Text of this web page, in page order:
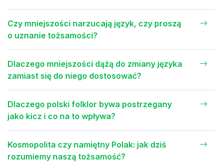
Czy mniejszości narzucają język, czy proszą
o uznanie tożsamości?
Dlaczego mniejszości dążą do zmiany języka
zamiast się do niego dostosować?
Dlaczego polski folklor bywa postrzegany
jako kicz i co na to wpływa?
Kosmopolita czy namiętny Polak: jak dziś
rozumiemy naszą tożsamość?